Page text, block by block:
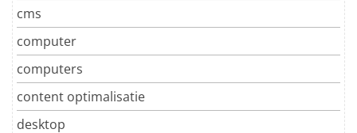
cms
computer
computers
content optimalisatie
desktop